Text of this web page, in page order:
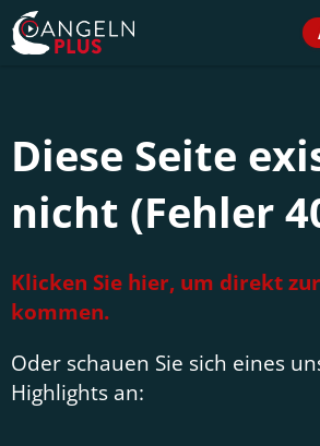
Diese Seite
nicht (Fehler
Klicken Sie hier, um direkt
kommen.
Oder schauen Sie sich eines
Highlights an: